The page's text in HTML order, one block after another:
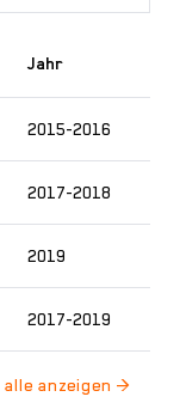
Jahr
2015-2016
2017-2018
2019
2017-2019